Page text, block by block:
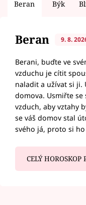
Beran Býk
Beran 9. 8.
Berani, buďte ve
vzduchu je cítit
naladit a užívat si ji.
domova. Usmiřte
vzduch, aby vztahy
se váš domov stal
svého já, proto si
CELÝ HOROSKOP